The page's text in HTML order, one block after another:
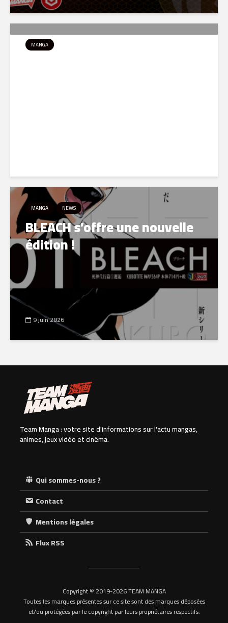
MANGA
MANGA NEWS
BLEACH s’offre une nouvelle
édition !
9 juin 2026
Team Manga : votre site d'informations sur l'actu mangas,
animes, jeux vidéo et cinéma.
Qui sommes-nous ?
Contact
Mentions légales
Flux RSS
Copyright © 2019-2026 TEAM MANGA
Toutes les marques présentes sur ce site sont des marques déposées
et/ou protégées par le copyright par leurs propriétaires respectifs.